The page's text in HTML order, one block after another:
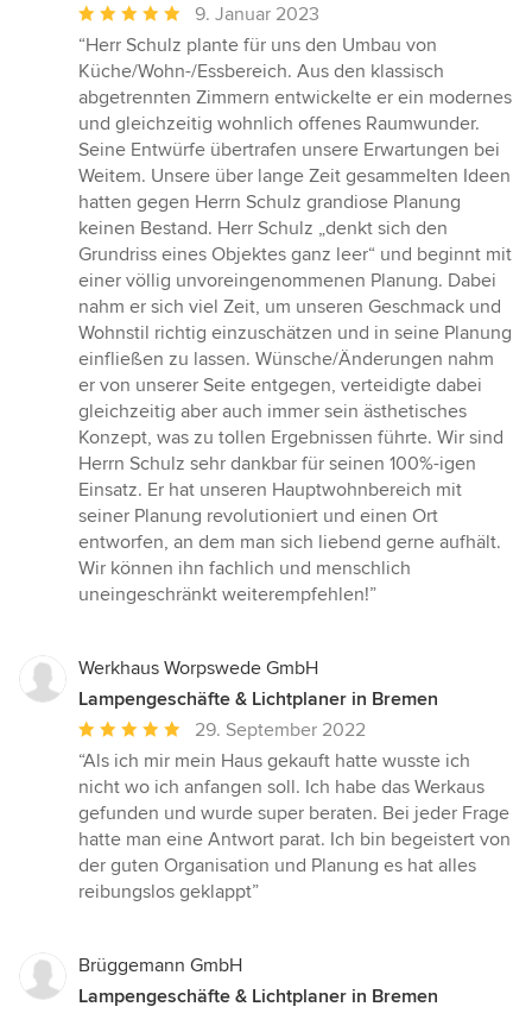
Durchschnittliche
Bewertung:
5
von
5
Sternen
9. Januar 2023
“Herr Schulz plante für uns den Umbau von
Küche/Wohn-/Essbereich. Aus den klassisch
abgetrennten Zimmern entwickelte er ein modernes
und gleichzeitig wohnlich offenes Raumwunder.
Seine Entwürfe übertrafen unsere Erwartungen bei
Weitem. Unsere über lange Zeit gesammelten Ideen
hatten gegen Herrn Schulz grandiose Planung
keinen Bestand. Herr Schulz „denkt sich den
Grundriss eines Objektes ganz leer“ und beginnt mit
einer völlig unvoreingenommenen Planung. Dabei
nahm er sich viel Zeit, um unseren Geschmack und
Wohnstil richtig einzuschätzen und in seine Planung
einfließen zu lassen. Wünsche/Änderungen nahm
er von unserer Seite entgegen, verteidigte dabei
gleichzeitig aber auch immer sein ästhetisches
Konzept, was zu tollen Ergebnissen führte. Wir sind
Herrn Schulz sehr dankbar für seinen 100%-igen
Einsatz. Er hat unseren Hauptwohnbereich mit
seiner Planung revolutioniert und einen Ort
entworfen, an dem man sich liebend gerne aufhält.
Wir können ihn fachlich und menschlich
uneingeschränkt weiterempfehlen!”
Werkhaus Worpswede GmbH
Lampengeschäfte & Lichtplaner in Bremen
Durchschnittliche
Bewertung:
5
von
5
Sternen
29. September 2022
“Als ich mir mein Haus gekauft hatte wusste ich
nicht wo ich anfangen soll. Ich habe das Werkaus
gefunden und wurde super beraten. Bei jeder Frage
hatte man eine Antwort parat. Ich bin begeistert von
der guten Organisation und Planung es hat alles
reibungslos geklappt”
Brüggemann GmbH
Lampengeschäfte & Lichtplaner in Bremen